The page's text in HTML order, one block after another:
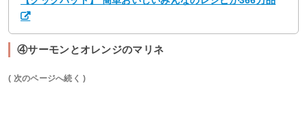
④サーモンとオレンジのマリネ
( 次のページへ続く )